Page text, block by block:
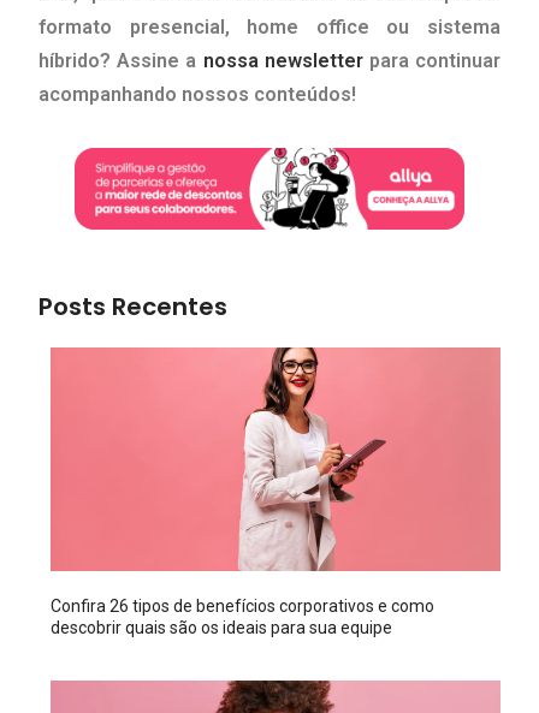
formato presencial, home office ou sistema
híbrido? Assine a nossa newsletterpara continuar
acompanhando nossos conteúdos!
Posts Recentes
Confira 26 tipos de benefícios corporativos e como
descobrir quais são os ideais para sua equipe